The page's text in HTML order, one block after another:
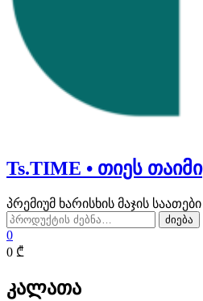
Ts.TIME • თიეს თაიმი
პრემიუმ ხარისხის მაჯის საათები
ძებნა:
ძიება
0
0 ₾
კალათა